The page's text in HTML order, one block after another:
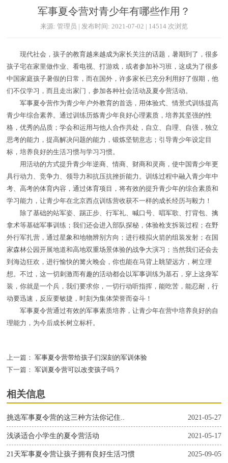
军事夏令营对青少年有哪些作用？
来源: 管理员 | 发布时间: 2021-07-02 | 14514 次浏览
现代社会，孩子的教育越来越成为家长关注的话题，暑期到了，很多
孩子宅在家里做作业、看电视、打游戏，或者参加补习班，这成为了很多
中国家庭孩子暑假的日常，而在国外，许多家长已充分利用好了假期，他
们不仅学习，而且走出家门，参加各种社会活动及夏令营活动。
军事夏令营作为青少年户外教育的首选，用体验式、情景式训练提高
青少年综合素养。通过训练历炼青少年良好心理素质，培养其坚强的性
格，优秀的品质；学会和运用与他人合作共处，自立、自理、自强，独立
思考的能力，提高解决问题的能力，锻炼坚韧意志；引导青少年设定目
标，培养良好的生活习惯与学习习惯。
用活动的方式提升青少年逆商、情商、财商和灵商，使中国青少年更
具行动力、竞争力、领导力和抗压抗挫折能力。训练过程中融入青少年中
考、高考的体育内容，通过体育项目，将有效的提升青少年的综合素质和
学习能力，让青少年在北京西点训练营收获不一样的成长经历与毅力！
除了基础的站军姿、踢正步、行军礼、喊口号、唱军歌、打背包、擒
拿术等基础军事训练；我们还会进入部队探秘，体验枪支拆装过程；在野
外行军扎营，通过星象和地物辨别方向；进行模拟火箭的组装发射；在国
家森林公园开展地道和高地双重场景体验的战争大演习；当然我们还会去
到海边狂欢，进行愉快的篝火晚会，你也能在马背上眺望远方，树立理
想。不过，这一切刺激而有趣的活动都会以军事训练为基石，穿上这身军
装，你就是一个兵，我们要求你，一切行动听指挥，能吃苦，能忍耐，行
动要迅速，反应要敏捷，时刻为集体荣誉而奋斗！
军事夏令营通过有效的军事素质培养，让青少年在营中培养良好的自
理能力，为今后成长树立标杆。
上一篇： 军事夏令营带给孩子们深刻的军训体验
下一篇： 军训夏令营可以改变孩子吗？
相关信息
2021-05-27
挑选军事夏令营的这三种方法你记住..
2021-05-17
浅谈适合小学生的夏令营活动
2025-09-05
21天军事夏令营让孩子拥有良好生活习惯